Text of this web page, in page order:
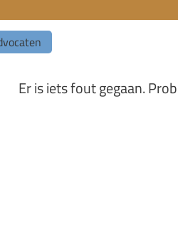
Er is iets fout gegaan.